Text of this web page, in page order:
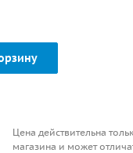
Цена действительна
магазина и может